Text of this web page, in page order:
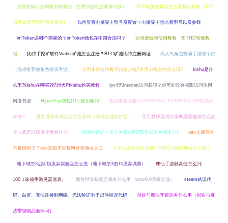
免费的新回合制网游有哪些（免费回合制游戏排行榜） 和平精英被禁言怎么看禁言时间（和平
精英被禁言时间怎么查询） 如何查看电脑显卡型号及配置？电脑显卡怎么看型号以及参数
imToken是哪个国家的？imToken钱包在中国合法吗？ 比特派钱包使用教程：BITHD转账教
程 比特币挖矿软件Viabtc矿池怎么注册？BTC矿池比特注册网址 高人气角色扮演手游哪个好
（值得推荐的角色扮演手游） 火币永续合约每天扣多少钱?火币永续合约怎么玩? kishu是什
么币?kishu在哪买?纪州犬币kishu购买教程 ipv4无Internet访问权限？你可能没有权限访问使用
网络资源 HyperPay钱包OTC使用教程 笔记本处理器i5-13500HX\i7-13700HX\N100性能天
梯排行 魔兽世界萦绕之魂怎么获得（萦绕之魂的拼音） 宝可梦传说阿尔宙斯霹雳电球怎么进
化（霹雳电球进化后是什么） 流动性挖矿本金会有损失吗?无常损失大概多少? oex交易所是
不是倒闭了？oex交易平台官网登录地址入口 火币生态链地址是哪个?HECO钱包地址怎么看?
地下城堡3启明镇废弃实验室怎么去（地下城堡3图10废弃城寨） 诛仙手游器灵值怎么到
100（诛仙手游灵器值表） 魔兽世界救赎之魂有什么用（wow9.0救赎之魂） steam错误代
码、白屏、无法连接到网络、无法验证电子邮件错误代码 创造与魔法开锁器有什么用（创造与魔
法带锁物品会掉吗）